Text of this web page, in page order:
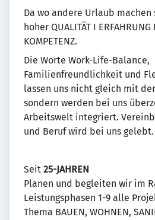
Da wo andere Urlaub
hoher QUALITÄT I ERFAHRUNG
KOMPETENZ.
Die Worte Work-Life-Balance,
Familienfreundlichkeit und
lassen uns nicht gleich mit
sondern werden bei uns
Arbeitswelt integriert.
und Beruf wird bei uns gelebt.
Seit 25-JAHREN
Planen und begleiten wir im
Leistungsphasen 1-9 alle
Thema BAUEN, WOHNEN,